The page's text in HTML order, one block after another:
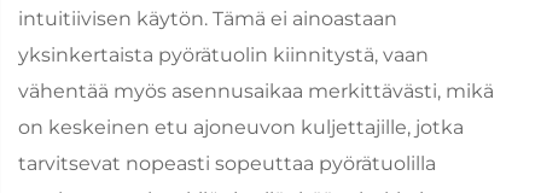
intuitiivisen käytön. Tämä ei ainoastaan
yksinkertaista pyörätuolin kiinnitystä, vaan
vähentää myös asennusaikaa merkittävästi, mikä
on keskeinen etu ajoneuvon kuljettajille, jotka
tarvitsevat nopeasti sopeuttaa pyörätuolilla